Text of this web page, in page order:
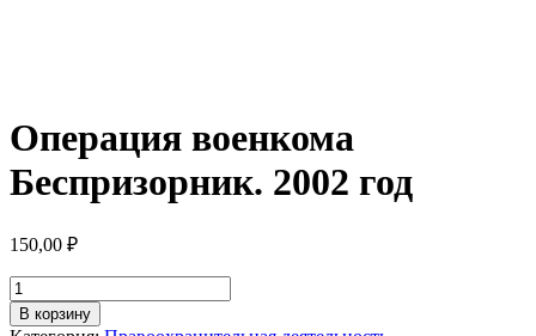
Операция военкома
Беспризорник. 2002 год
150,00 ₽
Количество
товара
Операция
В корзину